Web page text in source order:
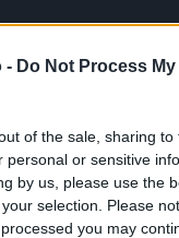
- Do Not Process My
of the sale, sharing
personal or sensitive
by us, please use the
selection. Please
you may
kvržice na
jedan šok.
od operacije,
sledeći korak biti